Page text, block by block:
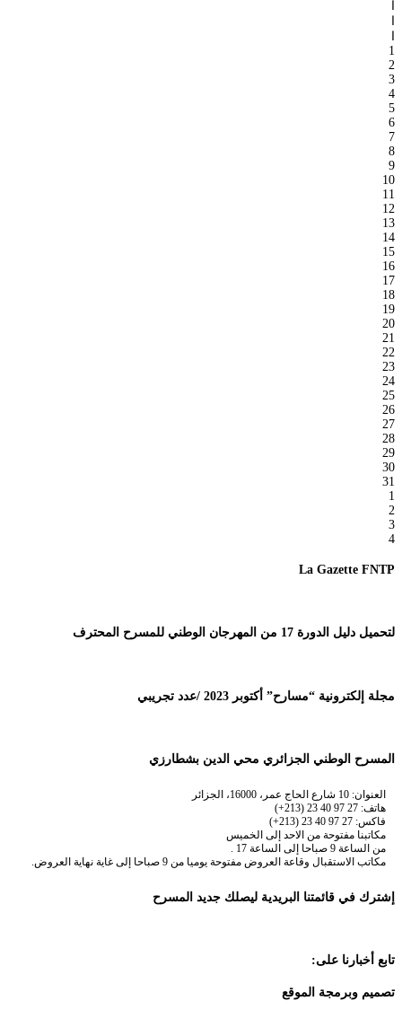
ا
ا
ا
1
2
3
4
5
6
7
8
9
10
11
12
13
14
15
16
17
18
19
20
21
22
23
24
25
26
27
28
29
30
31
1
2
3
4
La Gazette FNTP
لتحميل دليل الدورة 17 من المهرجان الوطني للمسرح المحترف
مجلة إلكترونية “مسارح” أكتوبر 2023 /عدد تجريبي
المسرح الوطني الجزائري محي الدين بشطارزي
العنوان: 10 شارع الحاج عمر، 16000، الجزائر
هاتف: 27 97 40 23 (213+)
فاكس: 27 97 40 23 (213+)
مكاتبنا مفتوحة من الاحد إلى الخميس
من الساعة 9 صباحا إلى الساعة 17 .
مكاتب الاستقبال وقاعة العروض مفتوحة يوميا من 9 صباحا إلى غاية نهاية العروض.
إشترك في قائمتنا البريدية ليصلك جديد المسرح
تابع أخبارنا على:
تصميم وبرمجة الموقع